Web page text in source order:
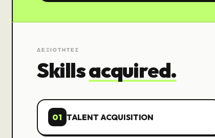
ΔΕΞΙΟΤΗΤΕΣ
Skillsacquired.
01 TALENT ACQUISITION